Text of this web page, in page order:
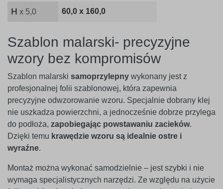
H x 5,0 60,0 x 160,0
Szablon malarski- precyzyjne
wzory bez kompromisów
Szablon malarski samoprzylepny wykonany jest z
profesjonalnej folii szablonowej, która zapewnia
precyzyjne odwzorowanie wzoru. Specjalnie dobrany klej
nie uszkadza powierzchni, a jednocześnie dobrze przylega
do podłoża, zapobiegając powstawaniu zacieków.
Dzięki temu krawędzie wzoru są idealnie ostre i
wyraźne.
Montaż można wykonać samodzielnie – jest szybki i nie
wymaga specjalistycznych narzędzi. Ze względu na użycie